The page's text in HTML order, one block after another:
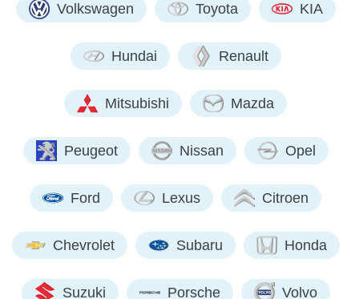
Volkswagen Toyota KIA
Hundai Renault
Mitsubishi Mazda
Peugeot Nissan Opel
Ford Lexus Citroen
Chevrolet Subaru Honda
Suzuki Porsche Volvo